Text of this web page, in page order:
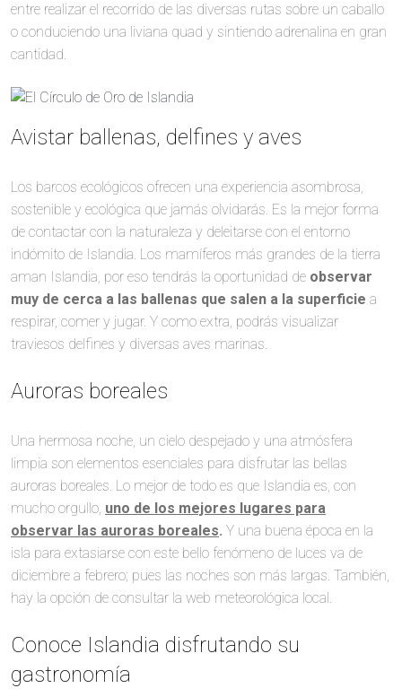
entre realizar el recorrido de las diversas rutas sobre un caballo
o conduciendo una liviana quad y sintiendo adrenalina en gran
cantidad.
Avistar ballenas, delfines y aves
Los barcos ecológicos ofrecen una experiencia asombrosa,
sostenible y ecológica que jamás olvidarás. Es la mejor forma
de contactar con la naturaleza y deleitarse con el entorno
indómito de Islandia. Los mamíferos más grandes de la tierra
aman Islandia, por eso tendrás la oportunidad de observar
muy de cerca a las ballenas que salen a la superficie a
respirar, comer y jugar. Y como extra, podrás visualizar
traviesos delfines y diversas aves marinas.
Auroras boreales
Una hermosa noche, un cielo despejado y una atmósfera
limpia son elementos esenciales para disfrutar las bellas
auroras boreales. Lo mejor de todo es que Islandia es, con
mucho orgullo, uno de los mejores lugares para
observar las auroras boreales. Y una buena época en la
isla para extasiarse con este bello fenómeno de luces va de
diciembre a febrero; pues las noches son más largas. También,
hay la opción de consultar la web meteorológica local.
Conoce Islandia disfrutando su
gastronomía